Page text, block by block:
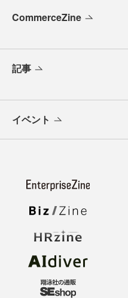
CommerceZine
記事
イベント